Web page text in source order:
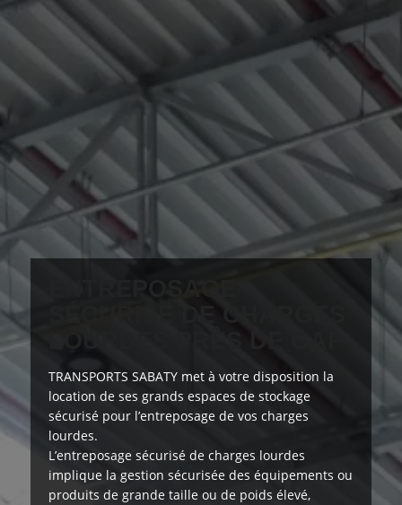
TRANSPORTS SABATY met à votre disposition la
location de ses grands espaces de stockage
sécurisé pour l’entreposage de vos charges
lourdes.
L’entreposage sécurisé de charges lourdes
implique la gestion sécurisée des équipements ou
produits de grande taille ou de poids élevé,